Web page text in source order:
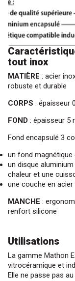
tout inox
MATIÈRE : acier
robuste et durable
CORPS : épaisseur
FOND : épaisseur 5
Fond encapsulé 3
un fond
un disque
chaleur et une
une couche en
MANCHE :
renfort silicone
Utilisations
La gamme Mathon
vitrocéramique et
Elle ne passe pas